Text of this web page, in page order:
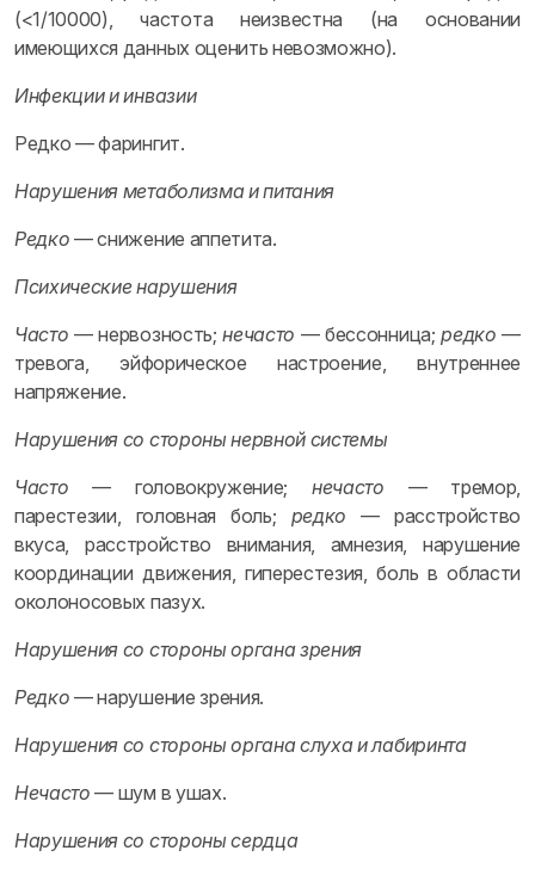
(<1/10000), частота неизвестна (на основании
имеющихся данных оценить невозможно).
Инфекции и инвазии
Редко — фарингит.
Нарушения метаболизма и питания
Редко — снижение аппетита.
Психические нарушения
Часто — нервозность;нечасто — бессонница;редко —
тревога, эйфорическое настроение, внутреннее
напряжение.
Нарушения со стороны нервной системы
Часто — головокружение; нечасто — тремор,
парестезии, головная боль; редко — расстройство
вкуса, расстройство внимания, амнезия, нарушение
координации движения, гиперестезия, боль в области
околоносовых пазух.
Нарушения со стороны органа зрения
Редко — нарушение зрения.
Нарушения со стороны органа слуха и лабиринта
Нечасто — шум в ушах.
Нарушения со стороны сердца